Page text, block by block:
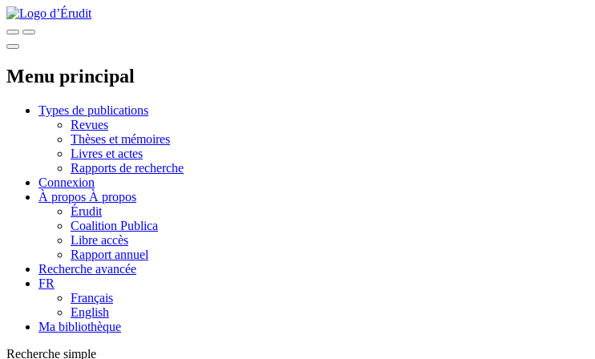
Menu principal
Types de publications
Revues
Thèses et mémoires
Livres et actes
Rapports de recherche
Connexion
À propos À propos
Érudit
Coalition Publica
Libre accès
Rapport annuel
Recherche avancée
FR
Français
English
Ma bibliothèque
Recherche simple